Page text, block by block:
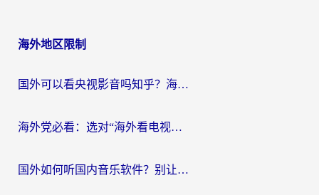
海外地区限制
国外可以看央视影音吗知乎？海外党亲测有效的回国加速方案
海外党必看：选对“海外看电视剧软件”，再也不用愁国内剧刷不了
国外如何听国内音乐软件？别让地域限制，断了你的中文歌单